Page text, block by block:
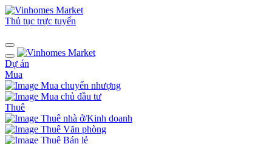
Thủ tục trực tuyến
Dự án
Mua
Mua chuyển nhượng
Mua chủ đầu tư
Thuê
Thuê nhà ở/Kinh doanh
Thuê Văn phòng
Thuê Bán lẻ